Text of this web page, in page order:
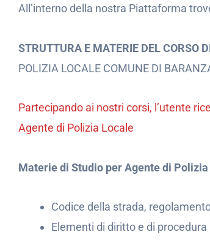
All’interno della nostra Piattaforma
STRUTTURA E MATERIE DEL CORSO
POLIZIA LOCALE COMUNE DI
Partecipando ai nostri corsi, l’utente
Agente di Polizia Locale
Materie di Studio per Agente di
Codice della strada,
Elementi di diritto e di procedura